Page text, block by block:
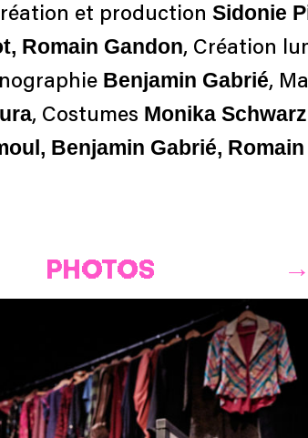
et production Sidonie
Romain Gandon, Création
Benjamin Gabrié,
, Costumes Monika
Benjamin Gabrié,
PHOTOS